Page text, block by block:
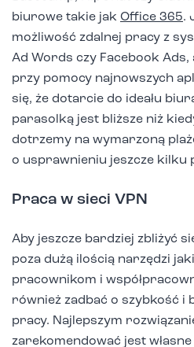
biurowe takie jak Office 365.
możliwość zdalnej pracy z
Ad Words czy Facebook
przy pomocy najnowszych
się, że dotarcie do ideału
parasolką jest bliższe niż
dotrzemy na wymarzoną
o usprawnieniu jeszcze kilku
Praca w sieci VPN
Aby jeszcze bardziej zbliżyć
poza dużą ilością narzędzi
pracownikom i
również zadbać o szybkość i
pracy. Najlepszym
zarekomendować jest